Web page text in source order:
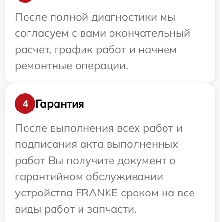
После полной диагностики мы
согласуем с вами окончательный
расчет, график работ и начнем
ремонтные операции.
4
Гарантия
После выполнения всех работ и
подписания акта выполненных
работ Вы получите документ о
гарантийном обслуживании
устройства FRANKE сроком на все
виды работ и запчасти.